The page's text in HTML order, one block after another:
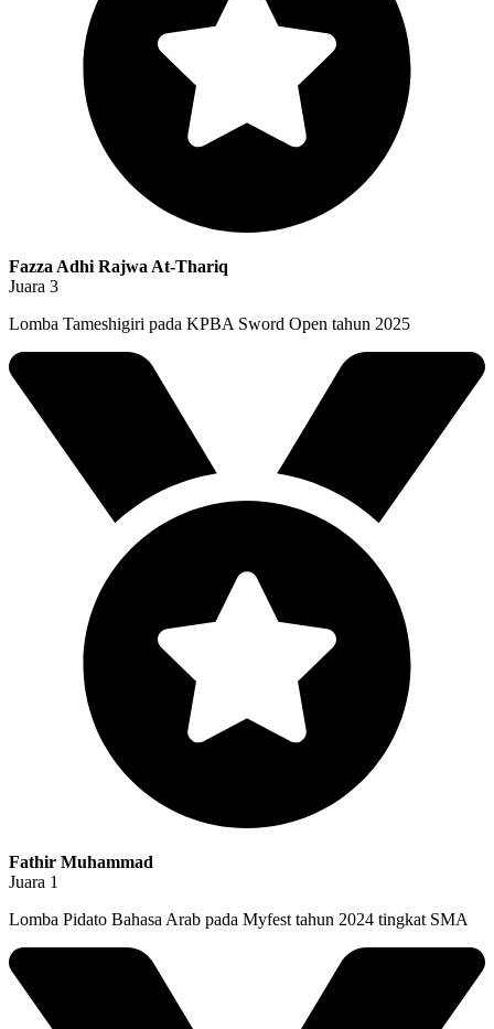
Fazza Adhi Rajwa At-Thariq
Juara 3
Lomba Tameshigiri pada KPBA Sword Open tahun 2025
Fathir Muhammad
Juara 1
Lomba Pidato Bahasa Arab pada Myfest tahun 2024 tingkat SMA